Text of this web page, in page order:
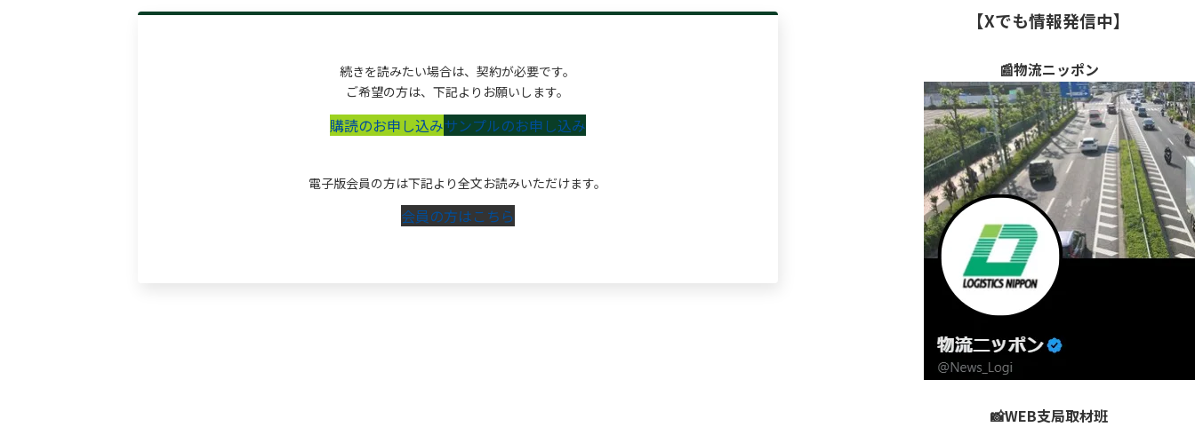
続きを読みたい場合は、契約が必要です。
ご希望の方は、下記よりお願いします。
購読のお申し込みサンプルのお申し込み
電子版会員の方は下記より全文お読みいただけます。
会員の方はこちら
【Xでも情報発信中】
📰物流ニッポン
📸WEB支局取材班